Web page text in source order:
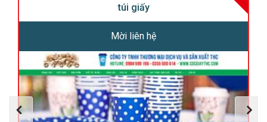
túi giấy
Mời liên hệ